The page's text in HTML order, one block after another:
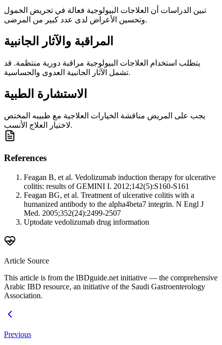
تبين الدراسات أن العلاجات البيولوجية فعالة في تحريض الخمول
وتحسين الأعراض لدى عدد كبير من المرضى.
المراقبة والآثار الجانبية
يتطلب استخدام العلاجات البيولوجية مراقبة دورية منتظمة. قد
تشمل الآثار الجانبية العدوى والحساسية.
الاستشارة الطبية
يجب على المريض مناقشة الخيارات العلاجية مع طبيبه المختص
لاختيار العلاج الأنسب.
References
Feagan B, et al. Vedolizumab induction therapy for ulcerative
colitis: results of GEMINI I. 2012;142(5):S160-S161
Feagan BG, et al. Treatment of ulcerative colitis with a
humanized antibody to the alpha4beta7 integrin. N Engl J
Med. 2005;352(24):2499-2507
Uptodate vedolizumab drug information
Article Source
This article is from the IBDguide.net initiative — the comprehensive
Arabic IBD resource, an initiative of the Saudi Gastroenterology
Association.
Previous